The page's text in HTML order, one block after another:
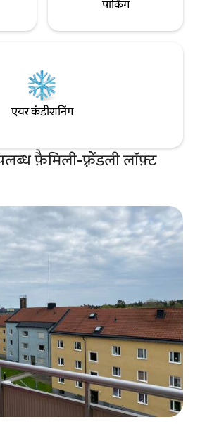
छोटे पैमाने पर
में आपका स्वागत
बारे में कुछ लाइनें
है।
पार्किंग
एयर कंडीशनिंग
फ़ैमिली-फ़्रेंडली लॉफ़्ट